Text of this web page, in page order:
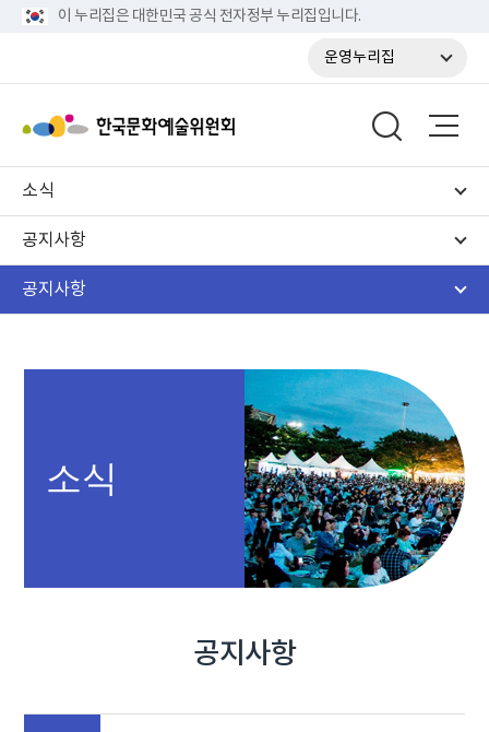
이 누리집은 대한민국 공식 전자정부 누리집입니다.
운영누리집
소식
공지사항
공지사항
소식
공지사항